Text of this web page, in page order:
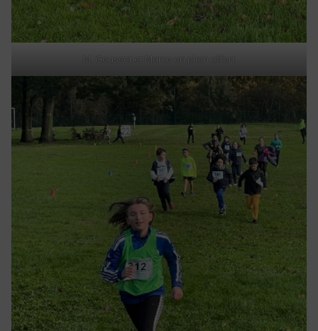
M. Gousset et Marco en plein effort